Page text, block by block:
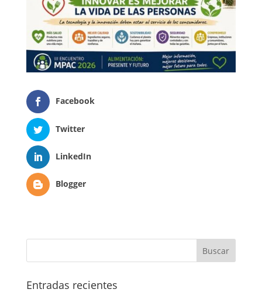
Facebook
Twitter
LinkedIn
Blogger
Entradas recientes